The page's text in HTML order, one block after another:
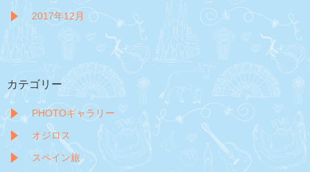
2017年12月
カテゴリー
PHOTOギャラリー
オジロス
スペイン旅